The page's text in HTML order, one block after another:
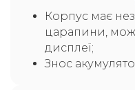
Корпус має
царапини,
дисплеї;
Знос